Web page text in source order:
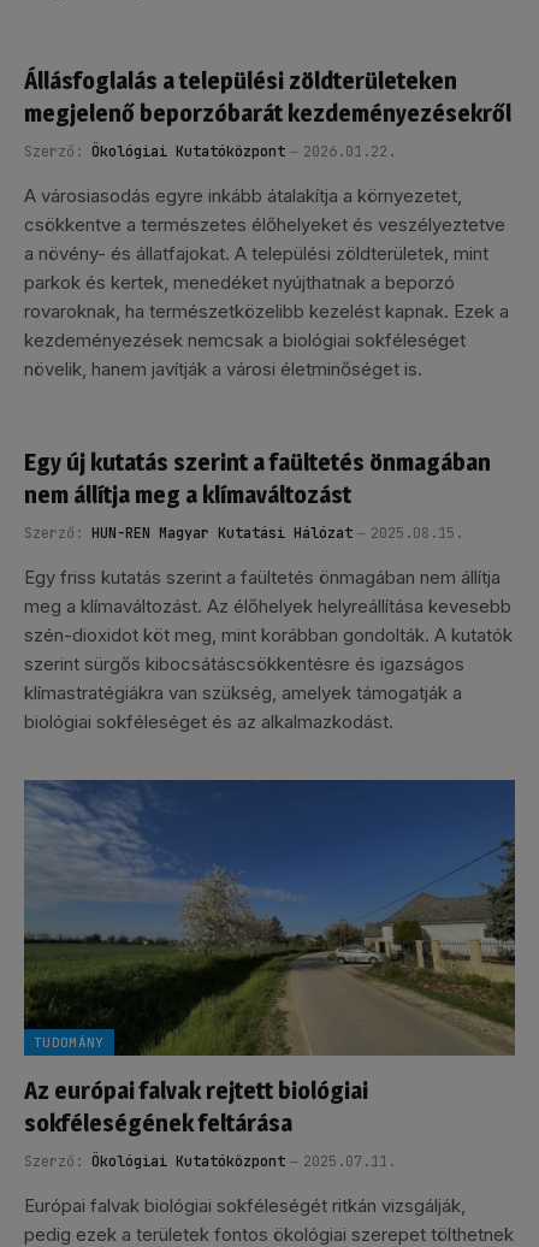
Állásfoglalás a települési zöldterületeken
megjelenő beporzóbarát kezdeményezésekről
Szerző: Ökológiai Kutatóközpont 2026.01.22.
A városiasodás egyre inkább átalakítja a környezetet,
csökkentve a természetes élőhelyeket és veszélyeztetve
a növény- és állatfajokat. A települési zöldterületek, mint
parkok és kertek, menedéket nyújthatnak a beporzó
rovaroknak, ha természetközelibb kezelést kapnak. Ezek a
kezdeményezések nemcsak a biológiai sokféleséget
növelik, hanem javítják a városi életminőséget is.
Egy új kutatás szerint a faültetés önmagában
nem állítja meg a klímaváltozást
Szerző: HUN-REN Magyar Kutatási Hálózat 2025.08.15.
Egy friss kutatás szerint a faültetés önmagában nem állítja
meg a klímaváltozást. Az élőhelyek helyreállítása kevesebb
szén-dioxidot köt meg, mint korábban gondolták. A kutatók
szerint sürgős kibocsátáscsökkentésre és igazságos
klímastratégiákra van szükség, amelyek támogatják a
biológiai sokféleséget és az alkalmazkodást.
TUDOMÁNY
Az európai falvak rejtett biológiai
sokféleségének feltárása
Szerző: Ökológiai Kutatóközpont 2025.07.11.
Európai falvak biológiai sokféleségét ritkán vizsgálják,
pedig ezek a területek fontos ökológiai szerepet tölthetnek